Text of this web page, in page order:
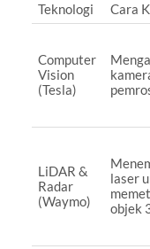
Teknologi Cara
Computer
Vision
(Tesla)
LiDAR &
Radar
(Waymo)
laser
objek